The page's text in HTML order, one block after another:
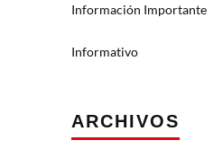
Información Importante
Informativo
ARCHIVOS